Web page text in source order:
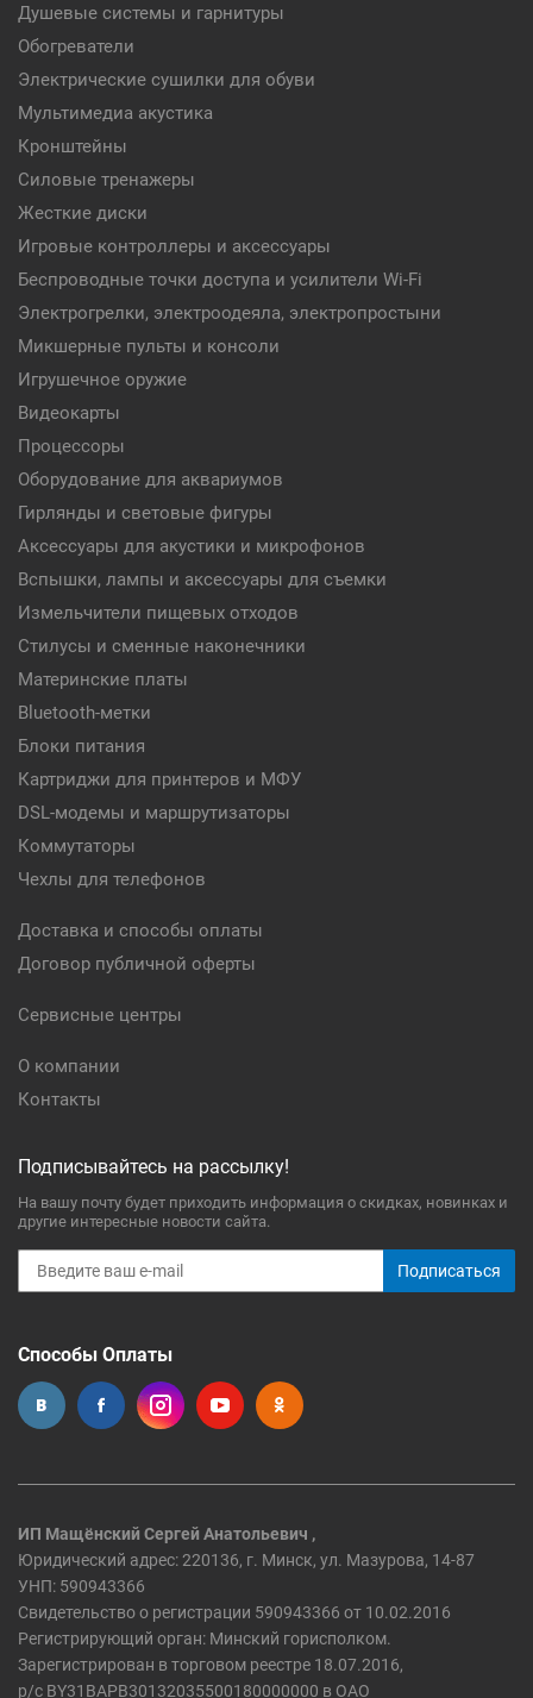
Душевые системы и гарнитуры
Обогреватели
Электрические сушилки для обуви
Мультимедиа акустика
Кронштейны
Силовые тренажеры
Жесткие диски
Игровые контроллеры и аксессуары
Беспроводные точки доступа и усилители Wi-Fi
Электрогрелки, электроодеяла, электропростыни
Микшерные пульты и консоли
Игрушечное оружие
Видеокарты
Процессоры
Оборудование для аквариумов
Гирлянды и световые фигуры
Аксессуары для акустики и микрофонов
Вспышки, лампы и аксессуары для съемки
Измельчители пищевых отходов
Стилусы и сменные наконечники
Материнские платы
Bluetooth-метки
Блоки питания
Картриджи для принтеров и МФУ
DSL-модемы и маршрутизаторы
Коммутаторы
Чехлы для телефонов
Доставка и способы оплаты
Договор публичной оферты
Сервисные центры
О компании
Контакты
Подписывайтесь на рассылку!
На вашу почту будет приходить информация о скидках, новинках и
другие интересные новости сайта.
Подписаться
Способы Оплаты
ИП Мащёнский Сергей Анатольевич ,
Юридический адрес: 220136, г. Минск, ул. Мазурова, 14-87
УНП: 590943366
Свидетельство о регистрации 590943366 от 10.02.2016
Регистрирующий орган: Минский горисполком.
Зарегистрирован в торговом реестре 18.07.2016,
р/c BY31BAPB30132035500180000000 в ОАО